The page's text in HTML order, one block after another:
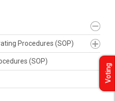
Procedures (SOP)
(SOP)
Voting